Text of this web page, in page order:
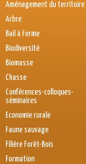
Aménagement du territoire
Arbre
Bail à Ferme
Biodiversité
Biomasse
Chasse
Conférences-colloques-
séminaires
Economie rurale
Faune sauvage
Filière Forêt-Bois
Formation